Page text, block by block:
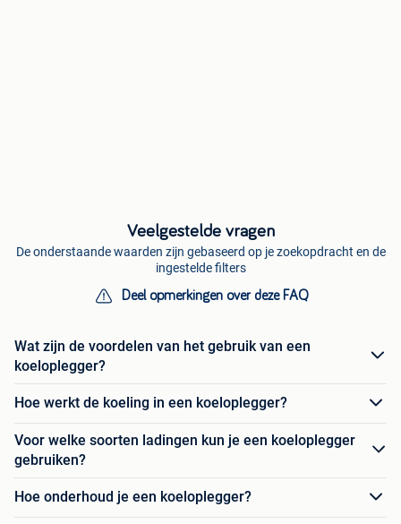
Veelgestelde vragen
De onderstaande waarden zijn gebaseerd op je zoekopdracht en de
ingestelde filters
Deel opmerkingen over deze FAQ
Wat zijn de voordelen van het gebruik van een
koeloplegger?
Hoe werkt de koeling in een koeloplegger?
Voor welke soorten ladingen kun je een koeloplegger
gebruiken?
Hoe onderhoud je een koeloplegger?